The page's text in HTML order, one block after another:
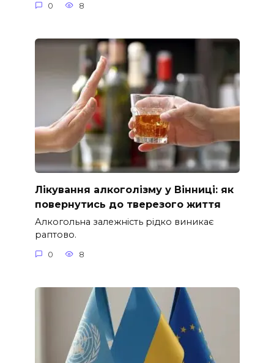
0 8
Лікування алкоголізму у Вінниці: як
повернутись до тверезого життя
Алкогольна залежність рідко виникає
раптово.
0 8